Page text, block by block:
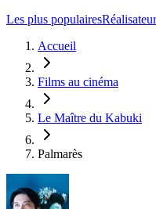
Les plus populaires
Accueil
Films au cinéma
Le Maître du Kabuki
Palmarès